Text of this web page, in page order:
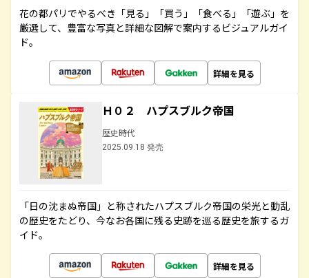
花の都パリでやるべき「見る」「買う」「食べる」「遊ぶ」を
厳選して、豊富な写真と詳細な図解で案内するビジュアルガイ
ド。
詳細を見る
Ｈ０２ ハプスブルク帝国
歴史時代
2025.09.18 発売
「日の沈まぬ帝国」と称されたハプスブルク帝国の栄光と動乱
の歴史をたどり、今なお各国に残る史跡を巡る歴史を旅するガ
イド。
詳細を見る